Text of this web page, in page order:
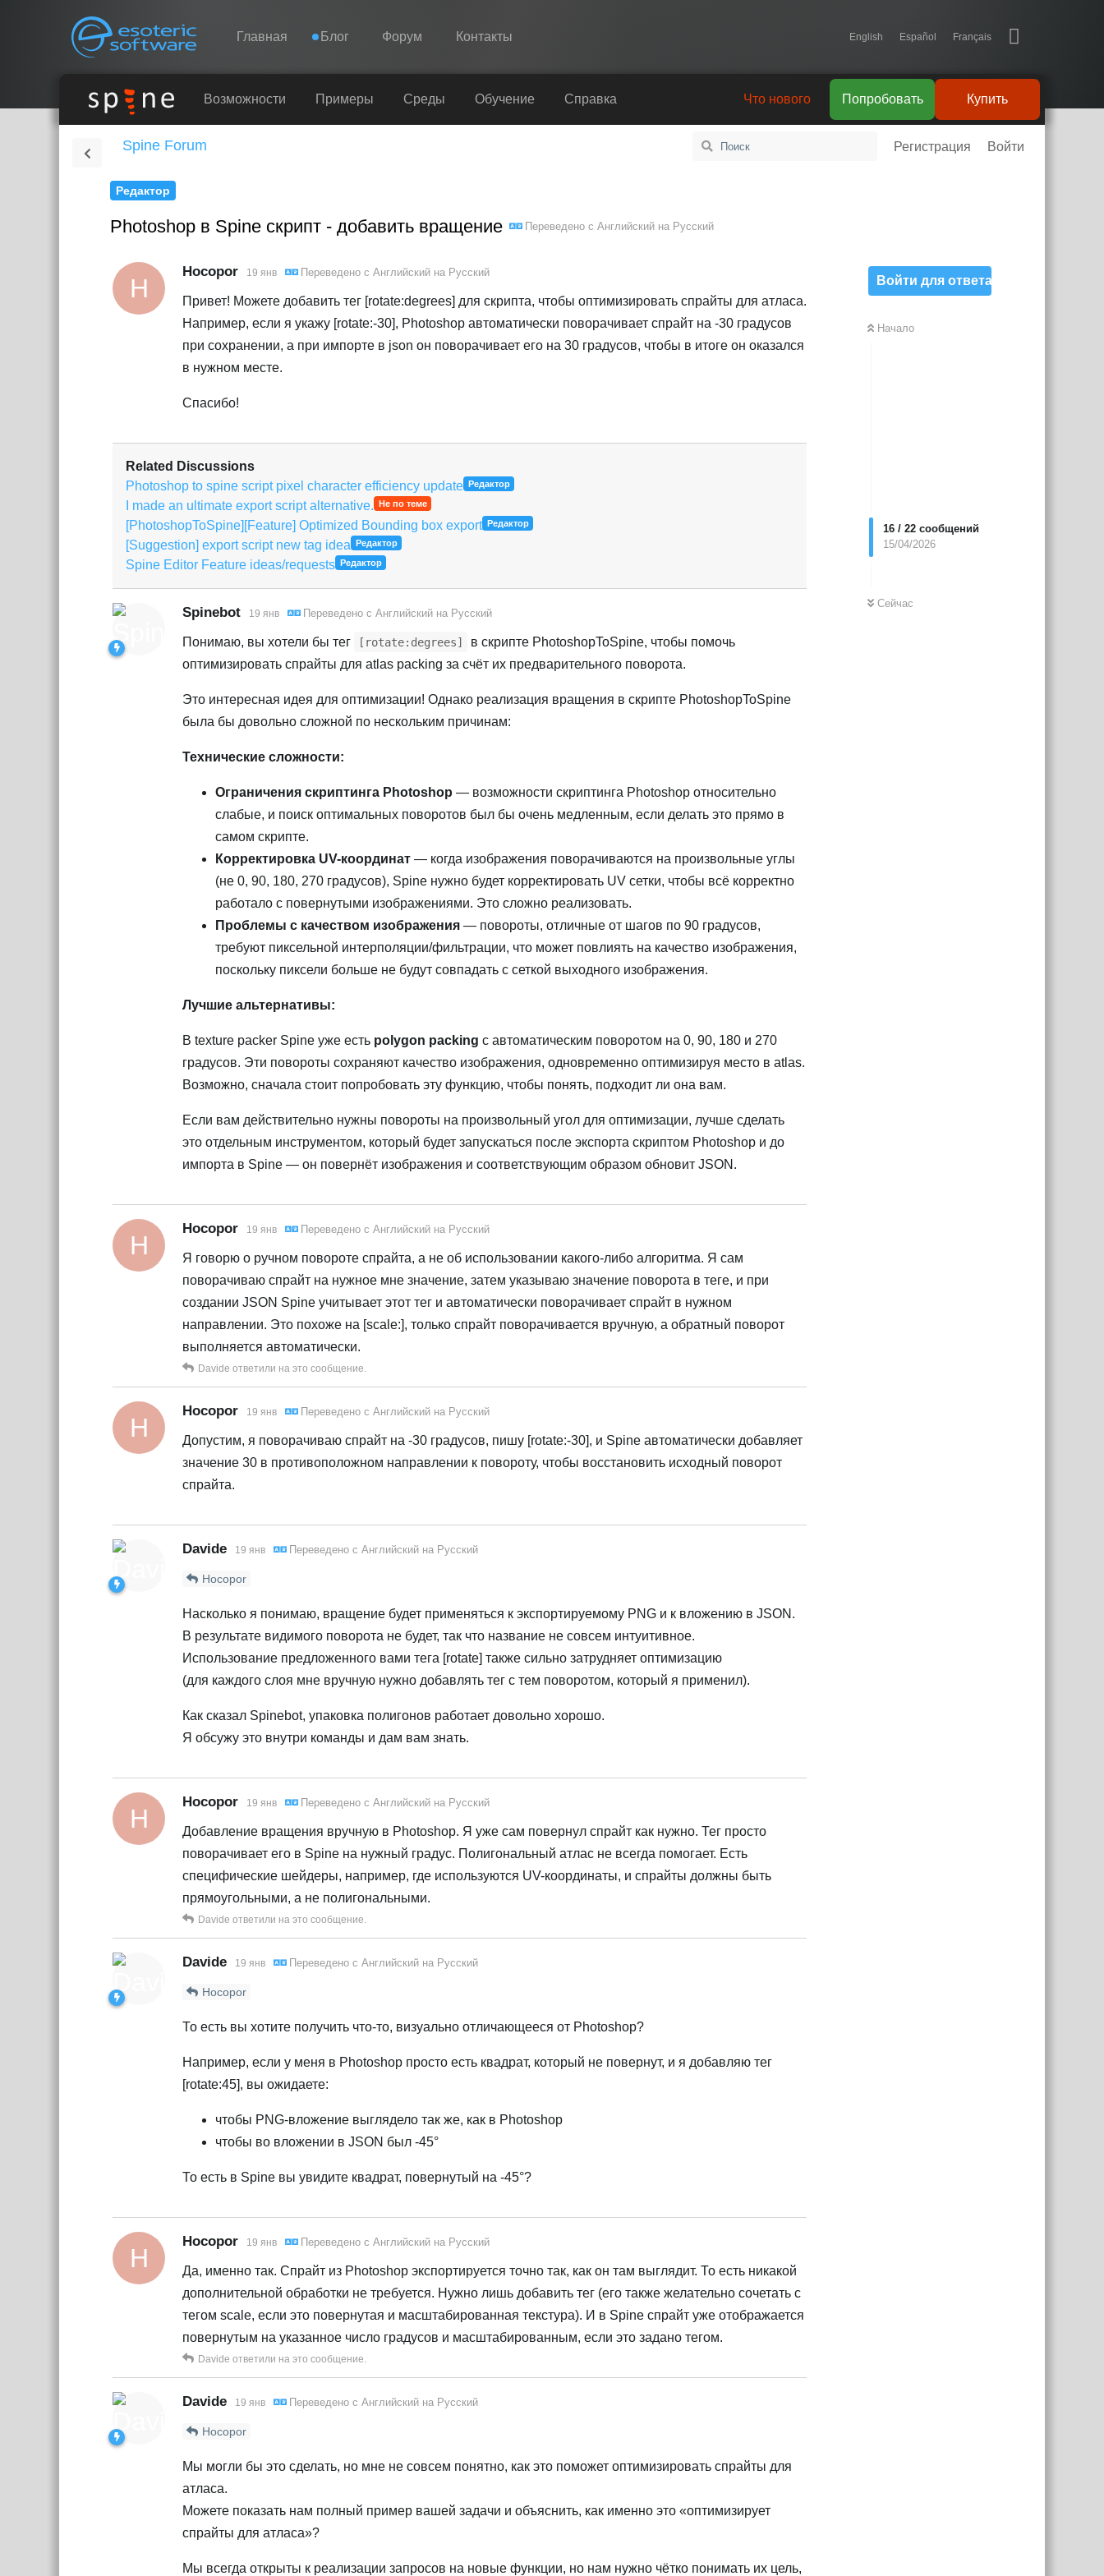
Esoteric Software
Navigation Главная Блог Форум Контакты English Español Français
Spine
Обучение
Справка
Попробовать
Купить
Возможности Примеры Среды Обучение Справка Купить
Попробовать
Что нового
Spine Forum Регистрация Войти
Редактор
Photoshop в Spine скрипт - добавить вращение Переведено с Английский на Русский
Войти для ответа
Начало
16 / 22 сообщений
15/04/2026
Сейчас
H
Hocopor 19 янв Переведено с Английский на Русский
Привет! Можете добавить тег [rotate:degrees] для скрипта, чтобы оптимизировать спрайты для атласа.
Например, если я укажу [rotate:-30], Photoshop автоматически поворачивает спрайт на -30 градусов
при сохранении, а при импорте в json он поворачивает его на 30 градусов, чтобы в итоге он оказался
в нужном месте.
Спасибо!
Related Discussions
Photoshop to spine script pixel character efficiency update Редактор
I made an ultimate export script alternative. Не по теме
[PhotoshopToSpine][Feature] Optimized Bounding box export Редактор
[Suggestion] export script new tag idea Редактор
Spine Editor Feature ideas/requests Редактор
Spinebot 19 янв Переведено с Английский на Русский
Понимаю, вы хотели бы тег [rotate:degrees]
в скрипте PhotoshopToSpine, чтобы помочь
оптимизировать спрайты для atlas packing за счёт их предварительного поворота.
Это интересная идея для оптимизации! Однако реализация вращения в скрипте PhotoshopToSpine
была бы довольно сложной по нескольким причинам:
Технические сложности:
Ограничения скриптинга Photoshop — возможности скриптинга Photoshop относительно
слабые, и поиск оптимальных поворотов был бы очень медленным, если делать это прямо в
самом скрипте.
Корректировка UV-координат — когда изображения поворачиваются на произвольные углы
(не 0, 90, 180, 270 градусов), Spine нужно будет корректировать UV сетки, чтобы всё корректно
работало с повернутыми изображениями. Это сложно реализовать.
Проблемы с качеством изображения — повороты, отличные от шагов по 90 градусов,
требуют пиксельной интерполяции/фильтрации, что может повлиять на качество изображения,
поскольку пиксели больше не будут совпадать с сеткой выходного изображения.
Лучшие альтернативы:
В texture packer Spine уже есть polygon packing с автоматическим поворотом на 0, 90, 180 и 270
градусов. Эти повороты сохраняют качество изображения, одновременно оптимизируя место в atlas.
Возможно, сначала стоит попробовать эту функцию, чтобы понять, подходит ли она вам.
Если вам действительно нужны повороты на произвольный угол для оптимизации, лучше сделать
это отдельным инструментом, который будет запускаться после экспорта скриптом Photoshop и до
импорта в Spine — он повернёт изображения и соответствующим образом обновит JSON.
H
Hocopor 19 янв Переведено с Английский на Русский
Я говорю о ручном повороте спрайта, а не об использовании какого-либо алгоритма. Я сам
поворачиваю спрайт на нужное мне значение, затем указываю значение поворота в теге, и при
создании JSON Spine учитывает этот тег и автоматически поворачивает спрайт в нужном
направлении. Это похоже на [scale:], только спрайт поворачивается вручную, а обратный поворот
выполняется автоматически.
Davide ответили на это сообщение.
H
Hocopor 19 янв Переведено с Английский на Русский
Допустим, я поворачиваю спрайт на -30 градусов, пишу [rotate:-30], и Spine автоматически добавляет
значение 30 в противоположном направлении к повороту, чтобы восстановить исходный поворот
спрайта.
Davide 19 янв Переведено с Английский на Русский
Hocopor
Насколько я понимаю, вращение будет применяться к экспортируемому PNG и к вложению в JSON.
В результате видимого поворота не будет, так что название не совсем интуитивное.
Использование предложенного вами тега [rotate] также сильно затрудняет оптимизацию
(для каждого слоя мне вручную нужно добавлять тег с тем поворотом, который я применил).
Как сказал Spinebot, упаковка полигонов работает довольно хорошо.
Я обсужу это внутри команды и дам вам знать.
H
Hocopor 19 янв Переведено с Английский на Русский
Добавление вращения вручную в Photoshop. Я уже сам повернул спрайт как нужно. Тег просто
поворачивает его в Spine на нужный градус. Полигональный атлас не всегда помогает. Есть
специфические шейдеры, например, где используются UV-координаты, и спрайты должны быть
прямоугольными, а не полигональными.
Davide ответили на это сообщение.
Davide 19 янв Переведено с Английский на Русский
Hocopor
То есть вы хотите получить что-то, визуально отличающееся от Photoshop?
Например, если у меня в Photoshop просто есть квадрат, который не повернут, и я добавляю тег
[rotate:45], вы ожидаете:
чтобы PNG-вложение выглядело так же, как в Photoshop
чтобы во вложении в JSON был -45°
То есть в Spine вы увидите квадрат, повернутый на -45°?
H
Hocopor 19 янв Переведено с Английский на Русский
Да, именно так. Спрайт из Photoshop экспортируется точно так, как он там выглядит. То есть никакой
дополнительной обработки не требуется. Нужно лишь добавить тег (его также желательно сочетать с
тегом scale, если это повернутая и масштабированная текстура). И в Spine спрайт уже отображается
повернутым на указанное число градусов и масштабированным, если это задано тегом.
Davide ответили на это сообщение.
Davide 19 янв Переведено с Английский на Русский
Hocopor
Мы могли бы это сделать, но мне не совсем понятно, как это поможет оптимизировать спрайты для
атласа.
Можете показать нам полный пример вашей задачи и объяснить, как именно это «оптимизирует
спрайты для атласа»?
Мы всегда открыты к реализации запросов на новые функции, но нам нужно чётко понимать их цель,